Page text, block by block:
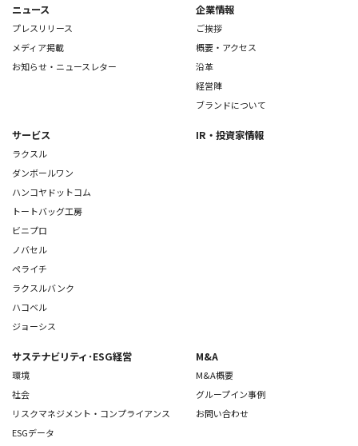
ニュース
プレスリリース
メディア掲載
お知らせ・ニュースレター
企業情報
ご挨拶
概要・アクセス
沿革
経営陣
ブランドについて
サービス
ラクスル
ダンボールワン
ハンコヤドットコム
トートバッグ工房
ビニプロ
ノバセル
ペライチ
ラクスルバンク
ハコベル
ジョーシス
IR・投資家情報
サステナビリティ･ESG経営
環境
社会
リスクマネジメント・コンプライアンス
ESGデータ
M&A
M&A概要
グループイン事例
お問い合わせ